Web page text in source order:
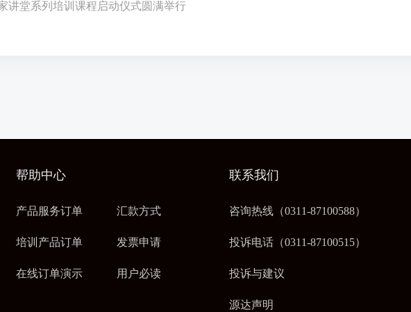
讲堂系列培训课程启动仪式圆满举行
帮助中心
产品服务订单 汇款方式
培训产品订单 发票申请
在线订单演示 用户必读
联系我们
咨询热线（0311-87100588）
投诉电话（0311-87100515）
投诉与建议
源达声明